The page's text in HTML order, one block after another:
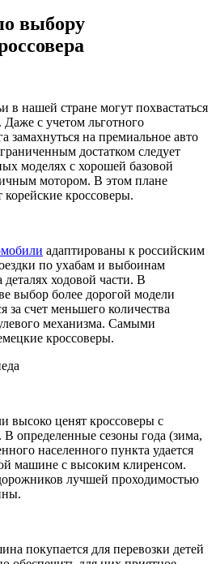
выбору
в нашей стране могут похвастаться
с учетом льготного
замахнуться на премиальное авто
достатком следует
моделях с хорошей базовой
мотором. В этом плане
корейские кроссоверы.
адаптированы к российским
по ухабам и выбоинам
ходовой части. В
выбор более дорогой модели
за счет меньшего количества
механизма. Самыми
кроссоверы.
высоко ценят кроссоверы с
определенные сезоны года (зима,
населенного пункта удается
машине с высоким клиренсом.
лучшей проходимостью
покупается для перевозки детей